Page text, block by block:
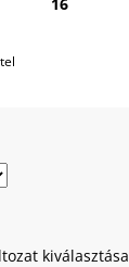
kiválasztása